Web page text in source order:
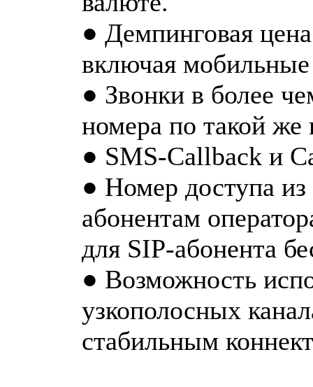
● Демпинговая
включая
● Звонки в более
номера по такой же
● SMS-Callback и
● Номер доступа
абонентам
для SIP-абонента
● Возможность
узкополосных
стабильным